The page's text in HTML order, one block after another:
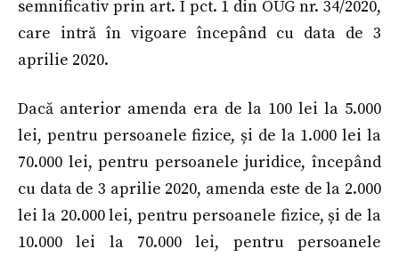
semnificativ prin art. I pct. 1 din OUG nr. 34/2020,
care intră în vigoare începând cu data de 3
aprilie 2020.
Dacă anterior amenda era de la 100 lei la 5.000
lei, pentru persoanele fizice, și de la 1.000 lei la
70.000 lei, pentru persoanele juridice, începând
cu data de 3 aprilie 2020, amenda este de la 2.000
lei la 20.000 lei, pentru persoanele fizice, și de la
10.000 lei la 70.000 lei, pentru persoanele